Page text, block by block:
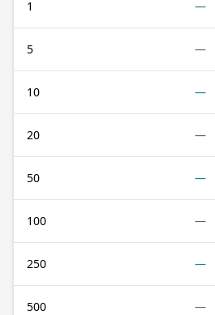
1 —
5 —
10 —
20 —
50 —
100 —
250 —
500 —